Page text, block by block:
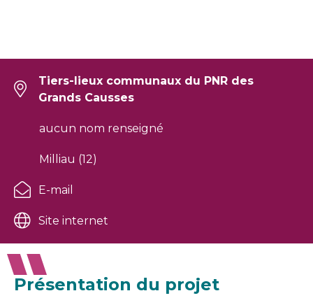
Tiers-lieux communaux du PNR des
Grands Causses
aucun nom renseigné
Milliau (12)
E-mail
Site internet
Présentation du projet